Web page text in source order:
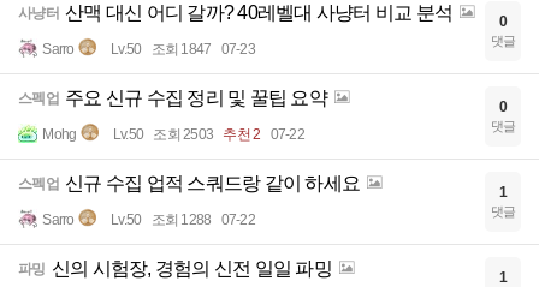
사냥터 산맥 대신 어디 갈까? 40레벨대 사냥터 비교 분석
Sarro Lv.50 조회 1847 07-23
0
댓글
스펙업 주요 신규 수집 정리 및 꿀팁 요약
Mohg Lv.50 조회 2503 추천 2 07-22
0
댓글
스펙업 신규 수집 업적 스쿼드랑 같이 하세요
Sarro Lv.50 조회 1288 07-22
1
댓글
파밍 신의 시험장, 경험의 신전 일일 파밍 1